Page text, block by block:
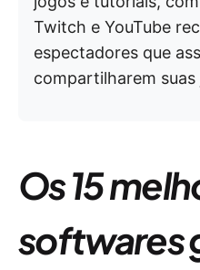
Twitch e YouTube
espectadores que
compartilharem suas
Os 15
softwares